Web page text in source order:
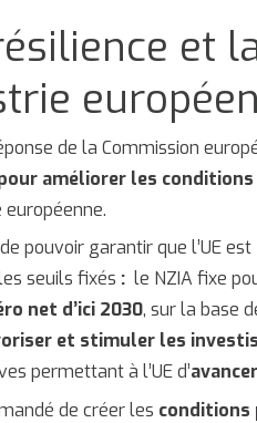
et
de la Commission
améliorer les conditions
pouvoir garantir que l’UE est
seuils fixés :le NZIA fixe
net d’ici 2030, sur la base
et stimuler les
permettant à l’UE d’
de créer les conditions